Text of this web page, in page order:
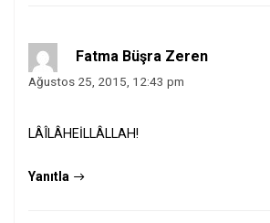
Fatma Büşra Zeren
Ağustos 25, 2015, 12:43 pm
LÂÎLÂHEİLLÂLLAH!
Yanıtla